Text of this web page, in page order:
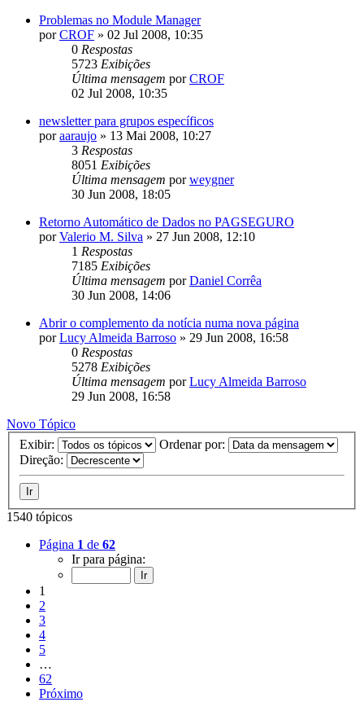
Problemas no Module Manager
porCROF » 02 Jul 2008, 10:35
0 Respostas
5723 Exibições
Última mensagem porCROF
02 Jul 2008, 10:35
newsletter para grupos específicos
poraaraujo » 13 Mai 2008, 10:27
3 Respostas
8051 Exibições
Última mensagem porweygner
30 Jun 2008, 18:05
Retorno Automático de Dados no PAGSEGURO
porValerio M. Silva » 27 Jun 2008, 12:10
1 Respostas
7185 Exibições
Última mensagem porDaniel Corrêa
30 Jun 2008, 14:06
Abrir o complemento da notícia numa nova página
porLucy Almeida Barroso » 29 Jun 2008, 16:58
0 Respostas
5278 Exibições
Última mensagem porLucy Almeida Barroso
29 Jun 2008, 16:58
Novo Tópico
Exibir:
Ordenar por:
Direção:
1540 tópicos
Página 1 de 62
Ir para página:
1
2
3
4
5
…
62
Próximo